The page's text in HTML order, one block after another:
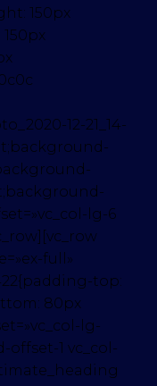
150px
12-21_14-
lg-6
full»
top:
80px
lg-
offset-1 vc_col-